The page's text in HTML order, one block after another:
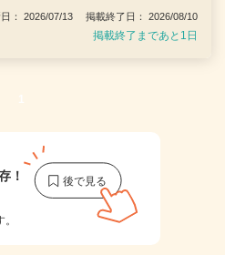
： 2026/07/13 掲載終了日： 2026/08/10
掲載終了まであと1日
1
！